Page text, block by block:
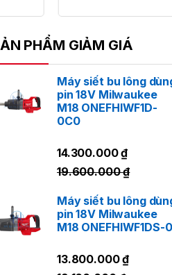
PHẨM GIẢM GIÁ
Máy siết bu lông
pin 18V Milwaukee
M18 ONEFHIWF1D-
0C0
14.300.000₫
19.600.000₫
Máy siết bu lông
pin 18V Milwaukee
M18 ONEFHIWF1DS-0
13.800.000₫